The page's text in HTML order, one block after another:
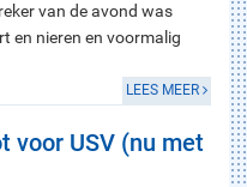
van de avond was
en nieren en voormalig
LEES MEER
voor USV (nu met